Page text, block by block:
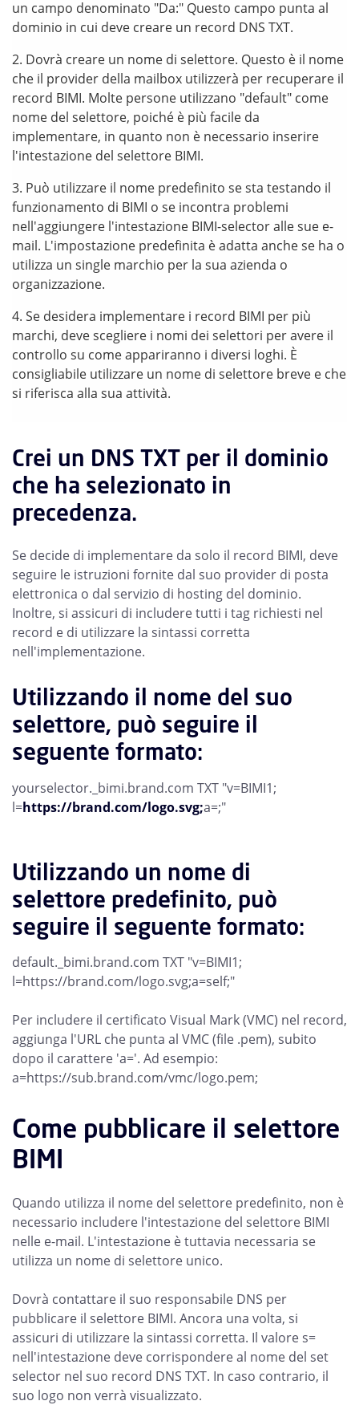
un campo denominato "Da:" Questo campo punta al
dominio in cui deve creare un record DNS TXT.
Dovrà creare un nome di selettore. Questo è il nome
che il provider della mailbox utilizzerà per recuperare il
record BIMI. Molte persone utilizzano "default" come
nome del selettore, poiché è più facile da
implementare, in quanto non è necessario inserire
l'intestazione del selettore BIMI.
Può utilizzare il nome predefinito se sta testando il
funzionamento di BIMI o se incontra problemi
nell'aggiungere l'intestazione BIMI-selector alle sue e-
mail. L'impostazione predefinita è adatta anche se ha o
utilizza un single marchio per la sua azienda o
organizzazione.
Se desidera implementare i record BIMI per più
marchi, deve scegliere i nomi dei selettori per avere il
controllo su come appariranno i diversi loghi. È
consigliabile utilizzare un nome di selettore breve e che
si riferisca alla sua attività.
Crei un DNS TXT per il dominio
che ha selezionato in
precedenza.
Se decide di implementare da solo il record BIMI, deve
seguire le istruzioni fornite dal suo provider di posta
elettronica o dal servizio di hosting del dominio.
Inoltre, si assicuri di includere tutti i tag richiesti nel
record e di utilizzare la sintassi corretta
nell'implementazione.
Utilizzando il nome del suo
selettore, può seguire il
seguente formato:
yourselector._bimi.brand.com TXT "v=BIMI1;
l=https://brand.com/logo.svg;a=;"
Utilizzando un nome di
selettore predefinito, può
seguire il seguente formato:
default._bimi.brand.com TXT "v=BIMI1;
l=https://brand.com/logo.svg;a=self;"
Per includere il certificato Visual Mark (VMC) nel record,
aggiunga l'URL che punta al VMC (file .pem), subito
dopo il carattere 'a='. Ad esempio:
a=https://sub.brand.com/vmc/logo.pem;
Come pubblicare il selettore
BIMI
Quando utilizza il nome del selettore predefinito, non è
necessario includere l'intestazione del selettore BIMI
nelle e-mail. L'intestazione è tuttavia necessaria se
utilizza un nome di selettore unico.
Dovrà contattare il suo responsabile DNS per
pubblicare il selettore BIMI. Ancora una volta, si
assicuri di utilizzare la sintassi corretta. Il valore s=
nell'intestazione deve corrispondere al nome del set
selector nel suo record DNS TXT. In caso contrario, il
suo logo non verrà visualizzato.